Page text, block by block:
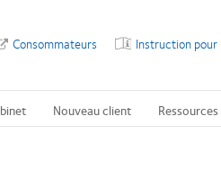
Instruction
Consommateurs
Nouveau client